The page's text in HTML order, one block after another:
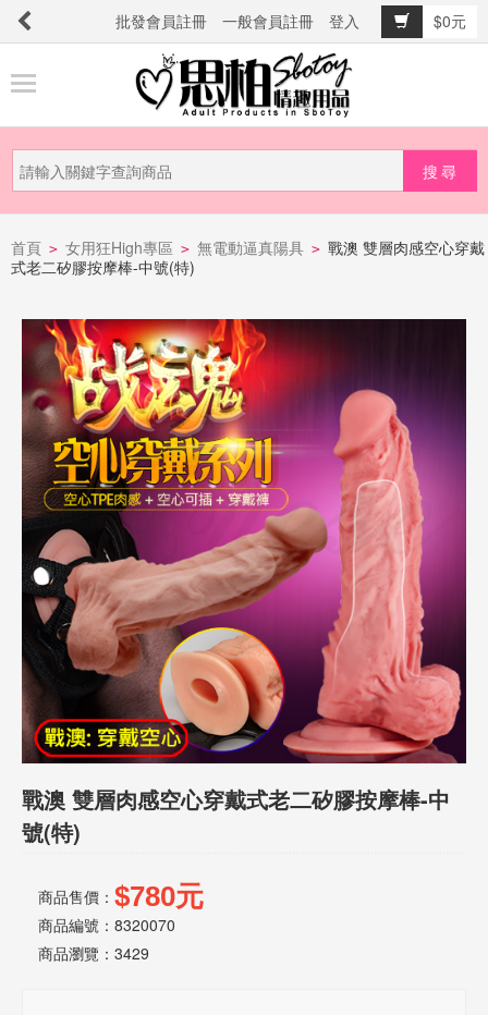
批發會員註冊 一般會員註冊 登入
$0元
品
新
品
上
防
詐
騙
電
話
簡
訊
批
發
說
明
首頁 > 女用狂High專區 > 無電動逼真陽具 > 戰澳 雙層肉感空心穿戴
式老二矽膠按摩棒-中號(特)
戰澳 雙層肉感空心穿戴式老二矽膠按摩棒-中
號(特)
商品售價： $780元
商品編號：8320070
商品瀏覽： 3429